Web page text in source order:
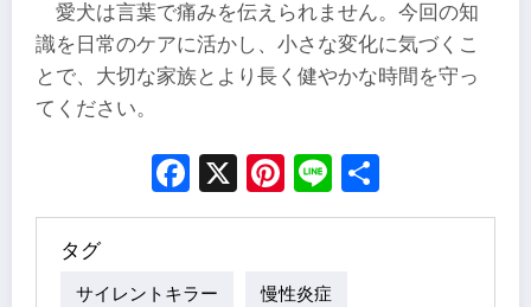
愛犬は言葉で痛みを伝えられません。今回の知
識を日常のケアに活かし、小さな変化に気づくこ
とで、大切な家族とより長く健やかな時間を守っ
てください。
Facebook
X Pinterest
Line
タグ
サイレントキラー 慢性炎症